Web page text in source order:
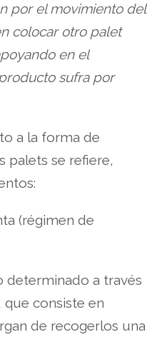
por el movimiento del
colocar otro palet
en el
sufra por
a la forma de
palets se refiere,
(régimen de
determinado a través
consiste en
de recogerlos una